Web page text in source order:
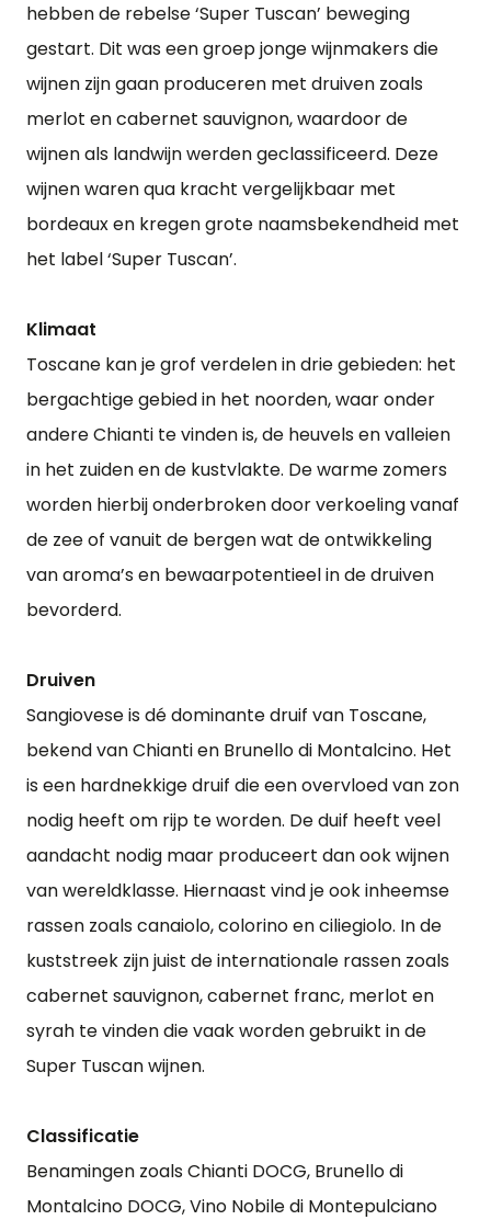
hebben de rebelse ‘Super Tuscan’ beweging
gestart. Dit was een groep jonge wijnmakers die
wijnen zijn gaan produceren met druiven zoals
merlot en cabernet sauvignon, waardoor de
wijnen als landwijn werden geclassificeerd. Deze
wijnen waren qua kracht vergelijkbaar met
bordeaux en kregen grote naamsbekendheid met
het label ‘Super Tuscan’.
Klimaat
Toscane kan je grof verdelen in drie gebieden: het
bergachtige gebied in het noorden, waar onder
andere Chianti te vinden is, de heuvels en valleien
in het zuiden en de kustvlakte. De warme zomers
worden hierbij onderbroken door verkoeling vanaf
de zee of vanuit de bergen wat de ontwikkeling
van aroma’s en bewaarpotentieel in de druiven
bevorderd.
Druiven
Sangiovese is dé dominante druif van Toscane,
bekend van Chianti en Brunello di Montalcino. Het
is een hardnekkige druif die een overvloed van zon
nodig heeft om rijp te worden. De duif heeft veel
aandacht nodig maar produceert dan ook wijnen
van wereldklasse. Hiernaast vind je ook inheemse
rassen zoals canaiolo, colorino en ciliegiolo. In de
kuststreek zijn juist de internationale rassen zoals
cabernet sauvignon, cabernet franc, merlot en
syrah te vinden die vaak worden gebruikt in de
Super Tuscan wijnen.
Classificatie
Benamingen zoals Chianti DOCG, Brunello di
Montalcino DOCG, Vino Nobile di Montepulciano